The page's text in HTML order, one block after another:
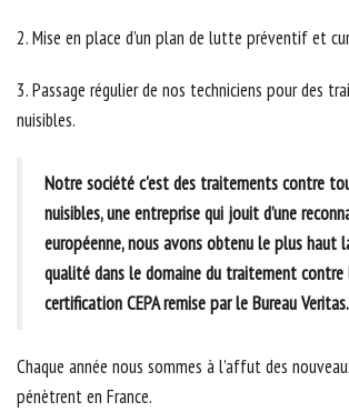
2. Mise en place d’un plan de lutte préventif et
3. Passage régulier de nos techniciens pour des
nuisibles.
Notre société c'est des traitements contre
nuisibles, une entreprise qui jouit d’une
européenne, nous avons obtenu le plus haut
qualité dans le domaine du traitement contre
certification CEPA remise par le Bureau Veritas.
Chaque année nous sommes à l’affut des
pénètrent en France.